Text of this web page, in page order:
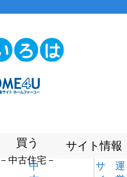
買う
－中古住宅－
中
サイト情報
サ
運